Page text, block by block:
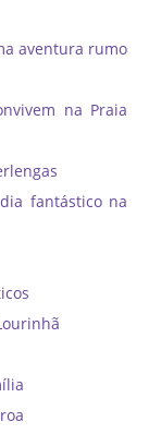
aventura rumo
na Praia
fantástico na